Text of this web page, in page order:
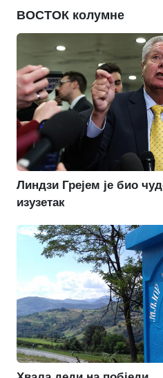
ВОСТОК колумне
Линдзи Грејем је био
изузетак